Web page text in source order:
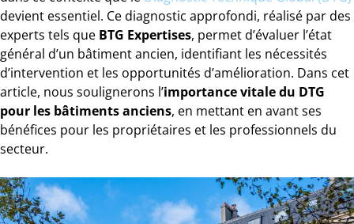
devient essentiel. Ce diagnostic approfondi, réalisé par des
experts tels que BTG Expertises, permet d’évaluer l’état
général d’un bâtiment ancien, identifiant les nécessités
d’intervention et les opportunités d’amélioration. Dans cet
article, nous soulignerons l’importance vitale du DTG
pour les bâtiments anciens, en mettant en avant ses
bénéfices pour les propriétaires et les professionnels du
secteur.